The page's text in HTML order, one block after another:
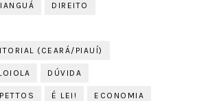
DIREITO
(CEARÁ/PIAUÍ)
DÚVIDA
É LEI! ECONOMIA